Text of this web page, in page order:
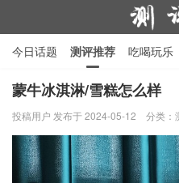
测
今日话题 测评推荐 吃喝玩乐
行业产品 在线投稿 隐私政策
蒙牛冰淇淋/雪糕怎么样
投稿用户 发布于 2024-05-12 分类：